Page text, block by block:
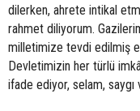
dilerken, ahrete intikal
rahmet diliyorum.
milletimize tevdi edilmiş
Devletimizin her türlü
ifade ediyor, selam, saygı